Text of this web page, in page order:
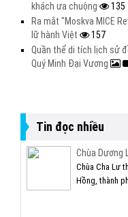
khách ưa chuộng
135
Ra mắt "Moskva MICE
lữ hành Việt
157
Quần thể di tích lịch sử
Quý Minh Đại Vương
Tin đọc nhiều
Chùa Dương
Chùa Cha Lư
Hồng, thành